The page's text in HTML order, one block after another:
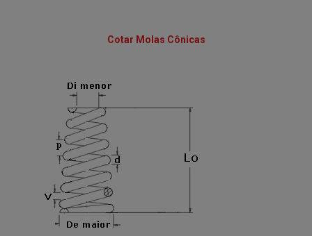
Cotar Molas Cônicas